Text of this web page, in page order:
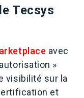
Tecsys
avec
»
visibilité sur la
et